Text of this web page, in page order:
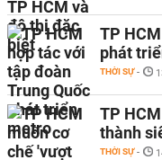
TP
phát
THỜI SỰ -
TP
thành
THỜI SỰ -